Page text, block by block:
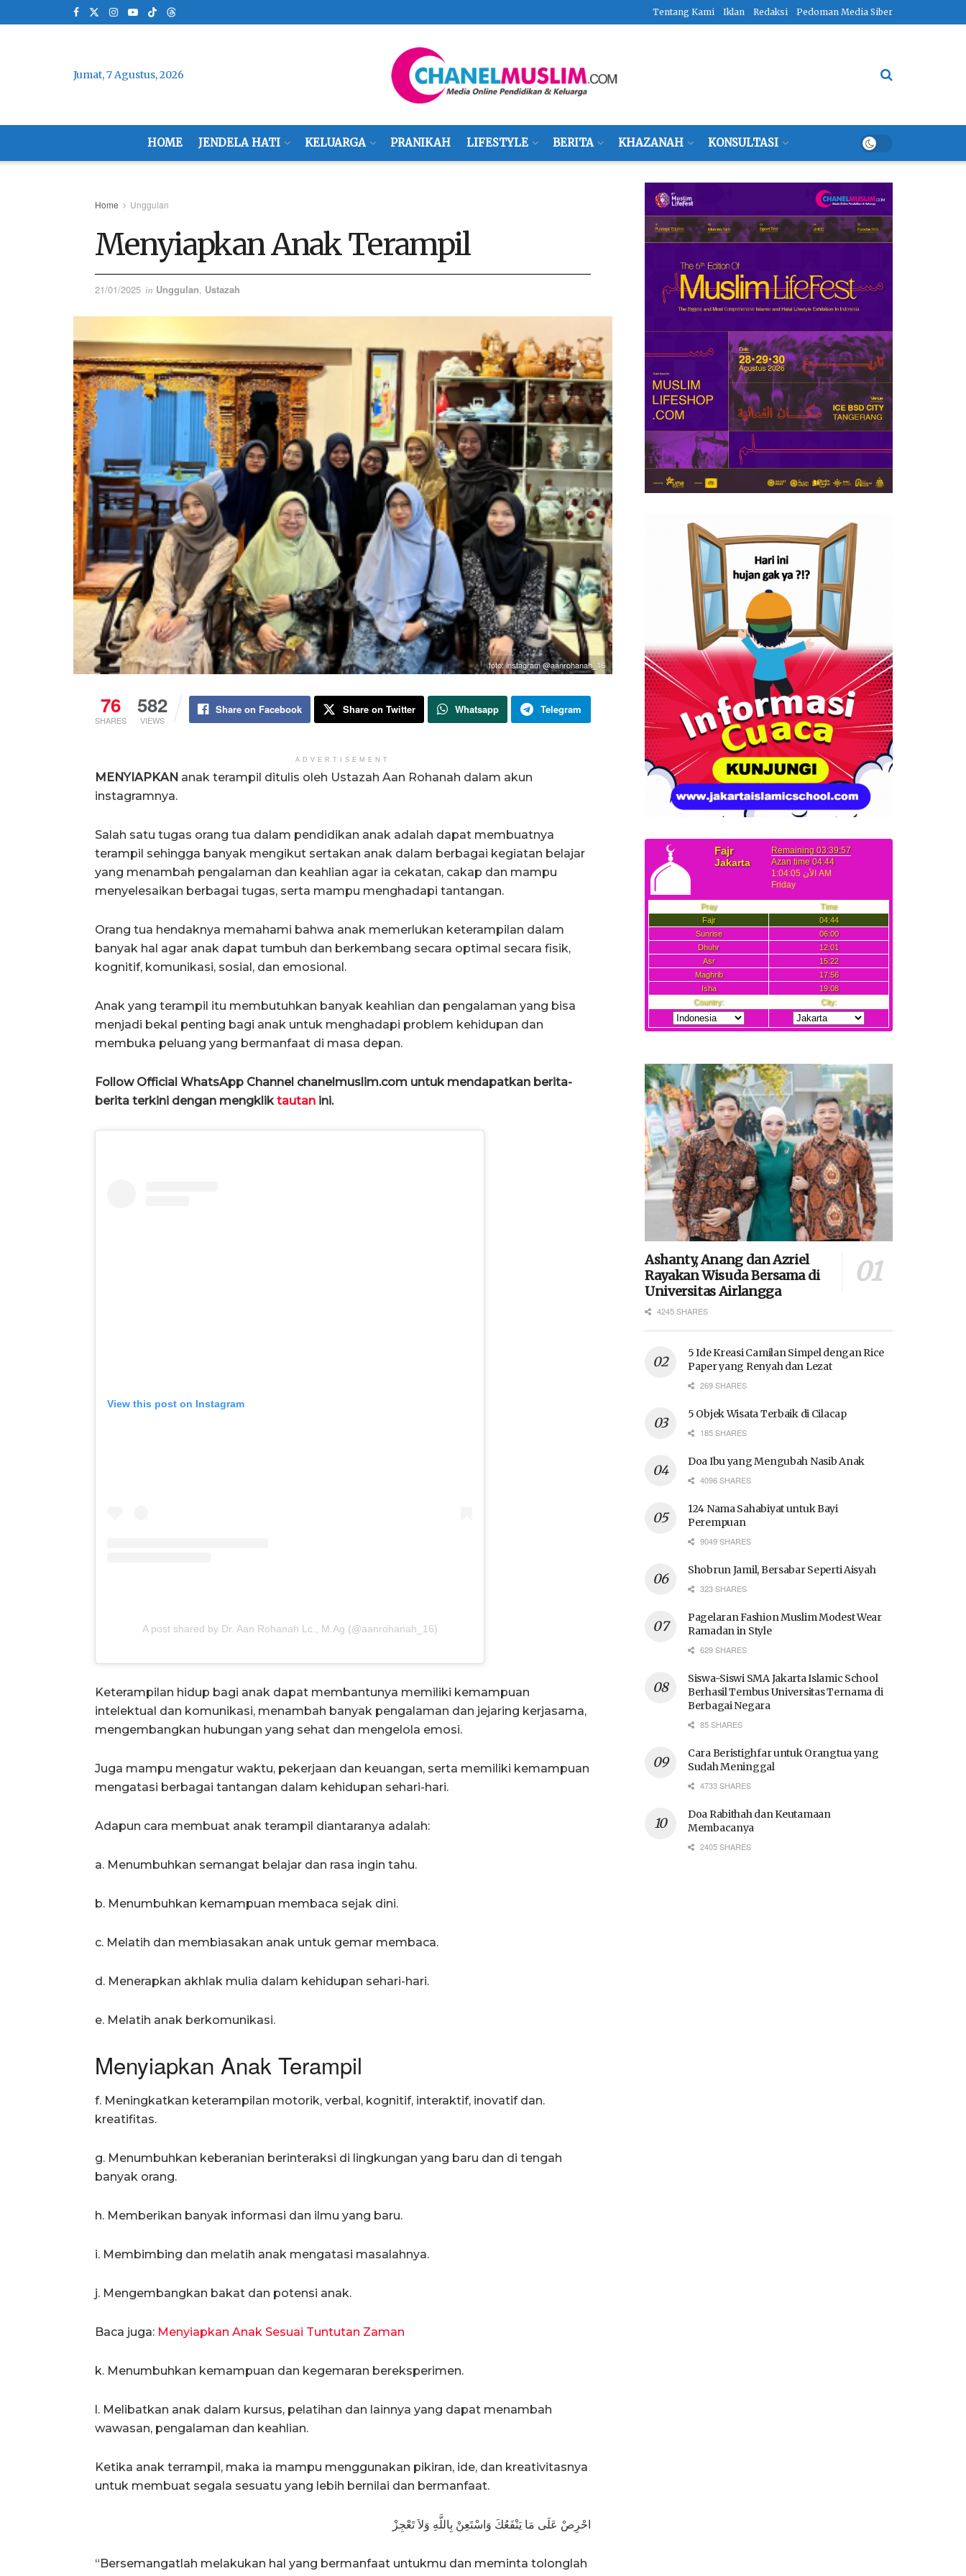
Tentang Kami Iklan Redaksi Pedoman Media Siber
Jumat, 7 Agustus, 2026
HOME JENDELA HATI KELUARGA PRANIKAH LIFESTYLE BERITA KHAZANAH KONSULTASI
Home Unggulan
Menyiapkan Anak Terampil
21/01/2025 in Unggulan, Ustazah
foto: instagram @aanrohanah_16
76
SHARES
582
VIEWS
Share on Facebook Share on Twitter Whatsapp Telegram
ADVERTISEMENT
MENYIAPKAN anak terampil ditulis oleh Ustazah Aan Rohanah dalam akun
instagramnya.
Salah satu tugas orang tua dalam pendidikan anak adalah dapat membuatnya
terampil sehingga banyak mengikut sertakan anak dalam berbagai kegiatan belajar
yang menambah pengalaman dan keahlian agar ia cekatan, cakap dan mampu
menyelesaikan berbagai tugas, serta mampu menghadapi tantangan.
Orang tua hendaknya memahami bahwa anak memerlukan keterampilan dalam
banyak hal agar anak dapat tumbuh dan berkembang secara optimal secara fisik,
kognitif, komunikasi, sosial, dan emosional.
Anak yang terampil itu membutuhkan banyak keahlian dan pengalaman yang bisa
menjadi bekal penting bagi anak untuk menghadapi problem kehidupan dan
membuka peluang yang bermanfaat di masa depan.
Follow Official WhatsApp Channel chanelmuslim.com untuk mendapatkan berita-
berita terkini dengan mengklik tautan ini.
View this post on Instagram
A post shared by Dr. Aan Rohanah Lc., M.Ag (@aanrohanah_16)
Keterampilan hidup bagi anak dapat membantunya memiliki kemampuan
intelektual dan komunikasi, menambah banyak pengalaman dan jejaring kerjasama,
mengembangkan hubungan yang sehat dan mengelola emosi.
Juga mampu mengatur waktu, pekerjaan dan keuangan, serta memiliki kemampuan
mengatasi berbagai tantangan dalam kehidupan sehari-hari.
Adapun cara membuat anak terampil diantaranya adalah:
a. Menumbuhkan semangat belajar dan rasa ingin tahu.
b. Menumbuhkan kemampuan membaca sejak dini.
c. Melatih dan membiasakan anak untuk gemar membaca.
d. Menerapkan akhlak mulia dalam kehidupan sehari-hari.
e. Melatih anak berkomunikasi.
Menyiapkan Anak Terampil
f. Meningkatkan keterampilan motorik, verbal, kognitif, interaktif, inovatif dan.
kreatifitas.
g. Menumbuhkan keberanian berinteraksi di lingkungan yang baru dan di tengah
banyak orang.
h. Memberikan banyak informasi dan ilmu yang baru.
i. Membimbing dan melatih anak mengatasi masalahnya.
j. Mengembangkan bakat dan potensi anak.
Baca juga: Menyiapkan Anak Sesuai Tuntutan Zaman
k. Menumbuhkan kemampuan dan kegemaran bereksperimen.
l. Melibatkan anak dalam kursus, pelatihan dan lainnya yang dapat menambah
wawasan, pengalaman dan keahlian.
Ketika anak terrampil, maka ia mampu menggunakan pikiran, ide, dan kreativitasnya
untuk membuat segala sesuatu yang lebih bernilai dan bermanfaat.
احْرِصْ عَلَى مَا يَنْفَعُكَ وَاسْتَعِنْ بِاللَّهِ وَلاَ تَعْجِزْ
“Bersemangatlah melakukan hal yang bermanfaat untukmu dan meminta tolonglah
Ashanty, Anang dan Azriel
Rayakan Wisuda Bersama di
Universitas Airlangga
4245 SHARES
5 Ide Kreasi Camilan Simpel dengan Rice
Paper yang Renyah dan Lezat
269 SHARES
5 Objek Wisata Terbaik di Cilacap
185 SHARES
Doa Ibu yang Mengubah Nasib Anak
4096 SHARES
124 Nama Sahabiyat untuk Bayi
Perempuan
9049 SHARES
Shobrun Jamil, Bersabar Seperti Aisyah
323 SHARES
Pagelaran Fashion Muslim Modest Wear
Ramadan in Style
629 SHARES
Siswa-Siswi SMA Jakarta Islamic School
Berhasil Tembus Universitas Ternama di
Berbagai Negara
85 SHARES
Cara Beristighfar untuk Orangtua yang
Sudah Meninggal
4733 SHARES
Doa Rabithah dan Keutamaan
Membacanya
2405 SHARES